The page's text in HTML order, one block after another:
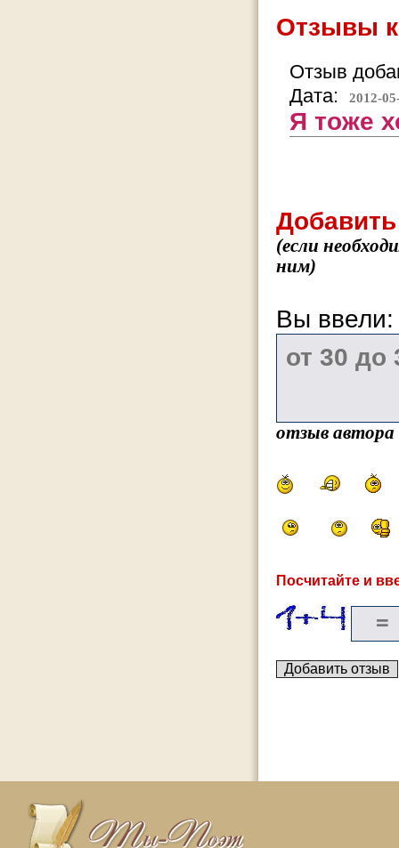
Отзывы
Отзыв
Дата:
2012-
Я тоже
(если
ним)
Вы
отзыв
Посчитайте и